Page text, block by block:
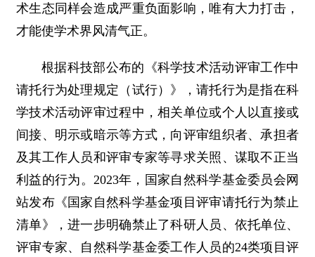
术生态同样会造成严重负面影响，唯有大力打击，
才能使学术界风清气正。
根据科技部公布的《科学技术活动评审工作中
请托行为处理规定（试行）》，请托行为是指在科
学技术活动评审过程中，相关单位或个人以直接或
间接、明示或暗示等方式，向评审组织者、承担者
及其工作人员和评审专家等寻求关照、谋取不正当
利益的行为。2023年，国家自然科学基金委员会网
站发布《国家自然科学基金项目评审请托行为禁止
清单》，进一步明确禁止了科研人员、依托单位、
评审专家、自然科学基金委工作人员的24类项目评